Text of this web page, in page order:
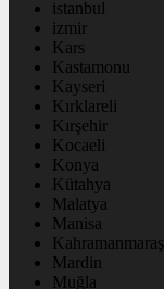
istanbul
izmir
Kars
Kastamonu
Kayseri
Kırklareli
Kırşehir
Kocaeli
Konya
Kütahya
Malatya
Manisa
Kahramanmaraş
Mardin
Muğla